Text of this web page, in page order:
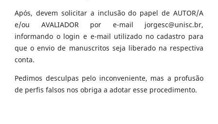
Após, devem solicitar a inclusão do papel de AUTOR/A
e/ou AVALIADOR por e-mail jorgesc@unisc.br,
informando o login e e-mail utilizado no cadastro para
que o envio de manuscritos seja liberado na respectiva
conta.
Pedimos desculpas pelo inconveniente, mas a profusão
de perfis falsos nos obriga a adotar esse procedimento.